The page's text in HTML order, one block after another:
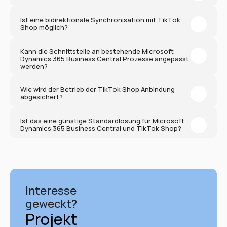
Ist eine bidirektionale Synchronisation mit TikTok
Shop möglich?
Kann die Schnittstelle an bestehende Microsoft
Dynamics 365 Business Central Prozesse angepasst
werden?
Wie wird der Betrieb der TikTok Shop Anbindung
abgesichert?
Ist das eine günstige Standardlösung für Microsoft
Dynamics 365 Business Central und TikTok Shop?
Interesse
geweckt?
Projekt